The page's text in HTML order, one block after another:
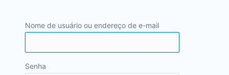
Nome de usuário ou endereço de e-mail
Senha